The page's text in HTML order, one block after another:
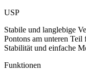
USP
Stabile und langlebige
Pontons am unteren
Stabilität und einfache
Funktionen